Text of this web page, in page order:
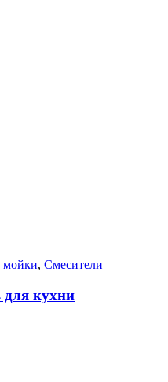
мойки, Смесители
для кухни